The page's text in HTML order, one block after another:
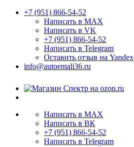
+7 (951) 866-54-52
Написать в MAX
Написать в VK
+7 (951) 866-54-52
Написать в Telegram
Оставить отзыв на Yandex
info@autoemali36.ru
Написать в MAX
Написать в ВК
+7 (951) 866-54-52
Написать в Telegram